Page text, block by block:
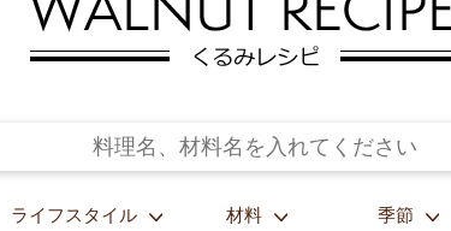
ライフスタイル 材料 季節